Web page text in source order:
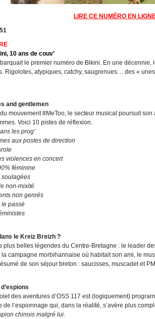
LIRE CE NUMÉRO EN
10 ans de couv’
le premier numéro de Bikini. En une
Rigolotes, atypiques, catchy, saugrenues… des «
and gentlemen
mouvement #MeToo, le secteur musical poursuit
Voici 10 pistes de réflexion.
les prog’
aux postes de direction
violences en concert
féminine
soulagées
non-mixité
non genrés
le passé
le Kreiz Breizh ?
plus belles légendes du Centre-Bretagne : le leader
campagne morbihannaise où habitait son ami, le
de son séjour breton : saucisses, muscadet et
des aventures d’OSS 117 est (logiquement)
de l’espionnage qui, dans la réalité, s’avère plus
chinois malgré lui.